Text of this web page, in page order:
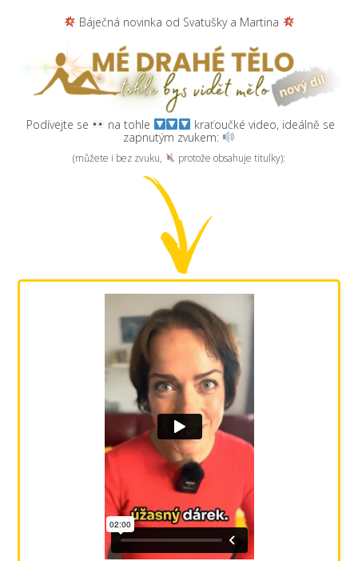
Báječná novinka od Svatušky a Martina
Podívejte se na tohle
kraťoučké video, ideálně se
zapnutým zvukem:
(můžete i bez zvuku, protože obsahuje titulky):